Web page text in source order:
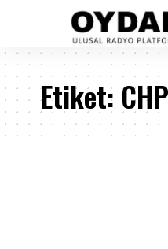
Etiket: